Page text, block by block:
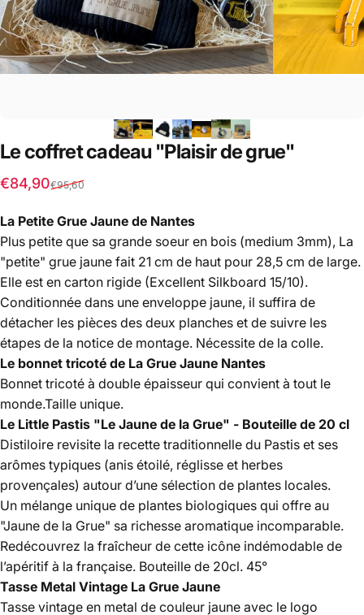
Lecoffretcadeau "Plaisirdegrue"
Sale price
€84,90
Regular price
€95,60
La Petite Grue Jaune de Nantes
Plus petite que sa grande soeur en bois (medium 3mm), La
"petite" grue jaune fait 21 cm de haut pour 28,5 cm de large.
Elle est en carton rigide (Excellent Silkboard 15/10).
Conditionnée dans une enveloppe jaune, il suffira de
détacher les pièces des deux planches et de suivre les
étapes de la notice de montage. Nécessite de la colle.
Le bonnet tricoté de La Grue Jaune Nantes
Bonnet tricoté à double épaisseur qui convient à tout le
monde.Taille unique.
Le Little Pastis "Le Jaune de la Grue" - Bouteille de 20 cl
Distiloire revisite la recette traditionnelle du Pastis et ses
arômes typiques (anis étoilé, réglisse et herbes
provençales) autour d’une sélection de plantes locales.
Un mélange unique de plantes biologiques qui offre au
"Jaune de la Grue" sa richesse aromatique incomparable.
Redécouvrez la fraîcheur de cette icône indémodable de
l’apéritif à la française. Bouteille de 20cl. 45°
Tasse Metal Vintage La Grue Jaune
Tasse vintage en metal de couleur jaune avec le logo